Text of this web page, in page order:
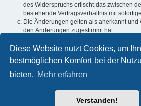
Diese Website nutzt Cookies, um
bestmöglichen Komfort bei der
bieten. Mehr erfahren
Verstanden!
des Widerspruchs erlischt das zwischen
bestehende Vertragsverhältnis mit
Die Änderungen gelten als anerkannt
den Änderungen zugestimmt hat.
Informationen über den Umgang mit
in der Datenschutzerklärung enthalten.
Powered byphpBB® Forum Software